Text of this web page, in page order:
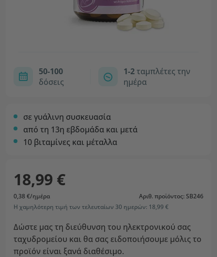
50-100
δόσεις
1-2ταμπλέτες την
ημέρα
σε γυάλινη συσκευασία
από τη 13η εβδομάδα και μετά
10 βιταμίνες και μέταλλα
18,99 €
0,38 €/ημέρα
Αριθ. προϊόντος: SB246
Η χαμηλότερη τιμή των τελευταίων 30 ημερών: 18,99 €
Δώστε μας τη διεύθυνση του ηλεκτρονικού σας
ταχυδρομείου και θα σας ειδοποιήσουμε μόλις το
προϊόν είναι ξανά διαθέσιμο.